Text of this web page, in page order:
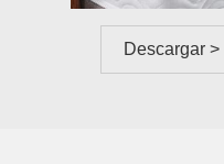
Descargar >